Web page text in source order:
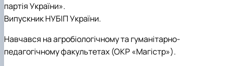
партія України».
Випускник НУБІП України.
Навчався на агробіологічному та гуманітарно-
педагогічному факультетах (ОКР «Магістр»).